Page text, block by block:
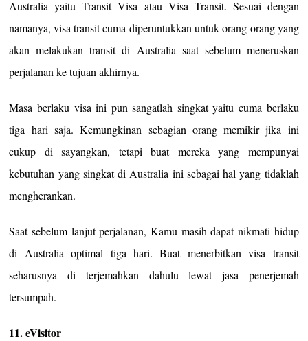
Australia yaitu Transit Visa atau Visa Transit. Sesuai dengan
namanya, visa transit cuma diperuntukkan untuk orang-orang yang
akan melakukan transit di Australia saat sebelum meneruskan
perjalanan ke tujuan akhirnya.
Masa berlaku visa ini pun sangatlah singkat yaitu cuma berlaku
tiga hari saja. Kemungkinan sebagian orang memikir jika ini
cukup di sayangkan, tetapi buat mereka yang mempunyai
kebutuhan yang singkat di Australia ini sebagai hal yang tidaklah
mengherankan.
Saat sebelum lanjut perjalanan, Kamu masih dapat nikmati hidup
di Australia optimal tiga hari. Buat menerbitkan visa transit
seharusnya di terjemahkan dahulu lewat jasa penerjemah
tersumpah.
11. eVisitor